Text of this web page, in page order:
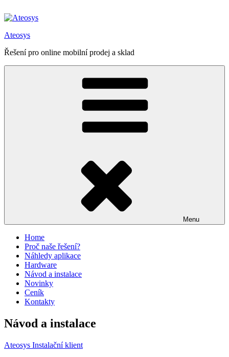
k
webu
Ateosys
Řešení pro online mobilní prodej a sklad
Menu
Home
Proč naše řešení?
Náhledy aplikace
Hardware
Návod a instalace
Novinky
Ceník
Kontakty
Návod a instalace
Ateosys Instalační klient